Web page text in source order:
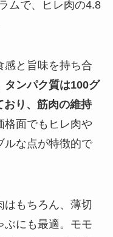
ムで、ヒレ肉の4.8
感と旨味を持ち合
タンパク質は100グ
おり、筋肉の維持
格面でもヒレ肉や
ルな点が特徴的で
もちろん、薄切
ぶにも最適。モモ